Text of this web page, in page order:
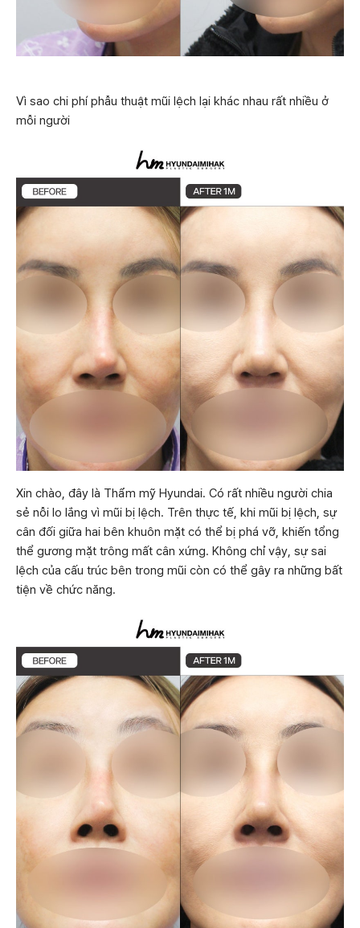
Vì sao chi phí phẫu thuật mũi lệch lại khác nhau rất nhiều ở
mỗi người
Xin chào, đây là Thẩm mỹ Hyundai. Có rất nhiều người chia
sẻ nỗi lo lắng vì mũi bị lệch. Trên thực tế, khi mũi bị lệch, sự
cân đối giữa hai bên khuôn mặt có thể bị phá vỡ, khiến tổng
thể gương mặt trông mất cân xứng. Không chỉ vậy, sự sai
lệch của cấu trúc bên trong mũi còn có thể gây ra những bất
tiện về chức năng.